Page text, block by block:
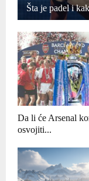
Šta je padel i
Da li će Arsenal
osvojiti...